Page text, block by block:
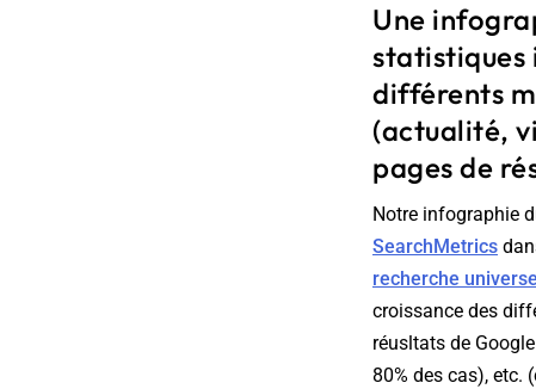
Formation SEO & GEO - Edition
244.30€ HT au lieu de 349€ pendant 1 mois !
Une
statistiques
différents
(actualité,
pages de
Notre infographie
SearchMetrics
recherche
croissance des
réusltats de
80% des cas), etc. (